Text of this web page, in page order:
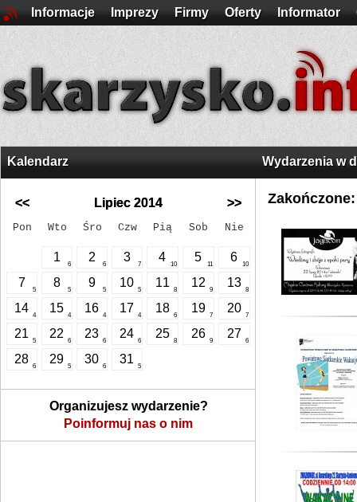
Informacje Imprezy Firmy Oferty Informator
Kalendarz
<< Lipiec 2014 >>
Pon Wto Śro Czw Pią Sob Nie
1
6
2
6
3
7
4
10
5
11
6
10
7
5
8
5
9
5
10
5
11
8
12
9
13
8
14
4
15
4
16
4
17
4
18
6
19
7
20
7
21
5
22
6
23
6
24
6
25
8
26
9
27
6
28
6
29
5
30
6
31
5
Organizujesz wydarzenie?
Poinformuj nas o nim
Wydarzenia w
Zakończone: